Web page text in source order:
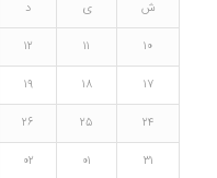
ش ی د
۱۰
۱۱ ۱۲
۱۷
۱۸ ۱۹
۲۴
۲۵ ۲۶
۳۱
۰۱ ۰۲